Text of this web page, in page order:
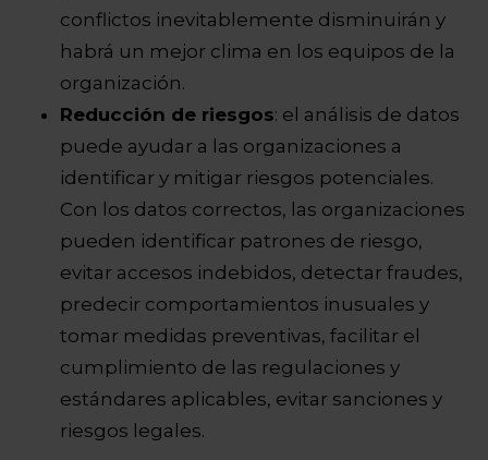
conflictos inevitablemente disminuirán y
habrá un mejor clima en los equipos de la
organización.
Reducción de riesgos: el análisis de datos
puede ayudar a las organizaciones a
identificar y mitigar riesgos potenciales.
Con los datos correctos, las organizaciones
pueden identificar patrones de riesgo,
evitar accesos indebidos, detectar fraudes,
predecir comportamientos inusuales y
tomar medidas preventivas, facilitar el
cumplimiento de las regulaciones y
estándares aplicables, evitar sanciones y
riesgos legales.